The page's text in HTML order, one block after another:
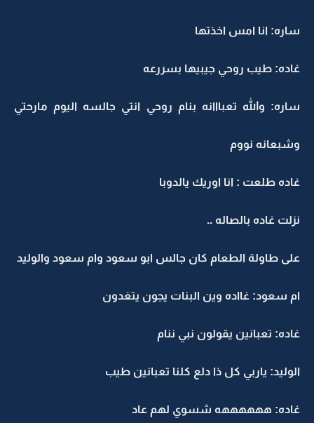
ساره: انا امس اخذتها
غاده: طيب روحي جيبيها بسررعه
ساره: والله تعبااانه بنام روحي انتي جالسه اليوم مارحتي
وشبعانه نووم
غاده طلعت : انا اوريك يالدوبا
نزلت غاده بالصاله ..
على طاولة الطعام كان جالس ابو سعود وام سعود والوليد
ام سعود: غااده وين البنات يجون يتغدون
غاده: تعبانين يقولون نبي ننام
الوليد: ياربي كل ذا دلع كلنا تعبانين طيب
غاده: ههههههه شسوي لهم عاد